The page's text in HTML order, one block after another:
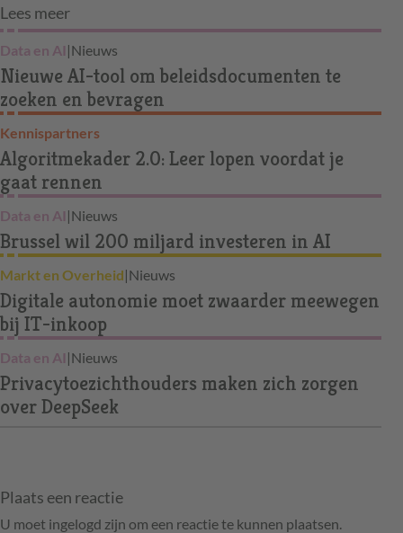
Lees meer
Data en AI |Nieuws
Nieuwe AI-tool om beleidsdocumenten te
zoeken en bevragen
Kennispartners
Algoritmekader 2.0: Leer lopen voordat je
gaat rennen
Data en AI |Nieuws
Brussel wil 200 miljard investeren in AI
Markt en Overheid|Nieuws
Digitale autonomie moet zwaarder meewegen
bij IT-inkoop
Data en AI |Nieuws
Privacytoezichthouders maken zich zorgen
over DeepSeek
Plaats een reactie
U moet ingelogd zijn om een reactie te kunnen plaatsen.